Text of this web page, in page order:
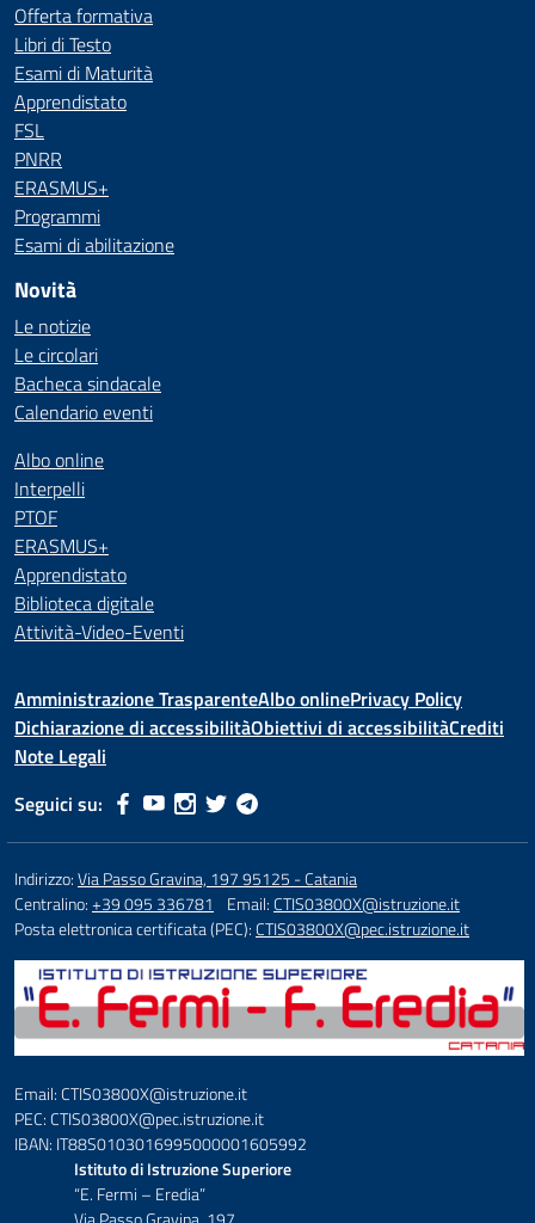
Offerta formativa
Libri di Testo
Esami di Maturità
Apprendistato
FSL
PNRR
ERASMUS+
Programmi
Esami di abilitazione
Novità
Le notizie
Le circolari
Bacheca sindacale
Calendario eventi
Albo online
Interpelli
PTOF
ERASMUS+
Apprendistato
Biblioteca digitale
Attività-Video-Eventi
Amministrazione TrasparenteAlbo onlinePrivacy Policy
Dichiarazione di accessibilitàObiettivi di accessibilitàCrediti
Note Legali
Seguici su:
Indirizzo:Via Passo Gravina, 197 95125 - Catania
Centralino:+39 095 336781 Email:CTIS03800X@istruzione.it
Posta elettronica certificata (PEC):CTIS03800X@pec.istruzione.it
Email: CTIS03800X@istruzione.it
PEC: CTIS03800X@pec.istruzione.it
IBAN: IT88S0103016995000001605992
Istituto di Istruzione Superiore
“E. Fermi – Eredia”